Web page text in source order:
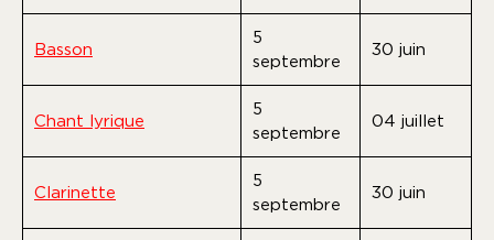
Basson
5
septembre
30 juin
Chant lyrique
5
septembre
04 juillet
Clarinette
5
septembre
30 juin